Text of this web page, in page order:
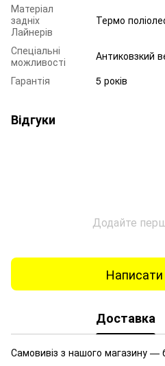
Матеріал
задніх
Лайнерів
Термо
Спеціальні
можливості
Антиковзкий
Гарантія
5 років
Відгуки
Додайте
Написати
Доставка
Самовивіз з нашого магазину —